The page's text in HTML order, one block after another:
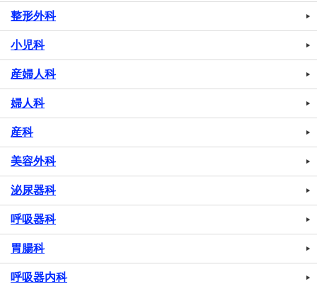
整形外科
小児科
産婦人科
婦人科
産科
美容外科
泌尿器科
呼吸器科
胃腸科
呼吸器内科